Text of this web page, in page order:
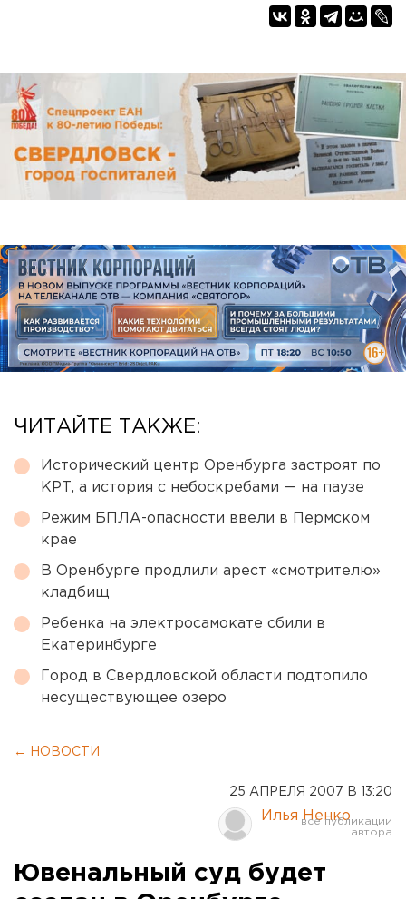
ЧИТАЙТЕ ТАКЖЕ:
Исторический центр Оренбурга застроят по
КРТ, а история с небоскребами — на паузе
Режим БПЛА-опасности ввели в Пермском
крае
В Оренбурге продлили арест «смотрителю»
кладбищ
Ребенка на электросамокате сбили в
Екатеринбурге
Город в Свердловской области подтопило
несуществующее озеро
← НОВОСТИ
25 АПРЕЛЯ 2007 В 13:20
Илья Ненко
Ювенальный суд будет